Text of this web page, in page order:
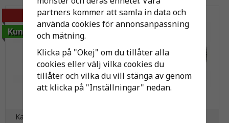
Kaliumpermanganat 500g
-37%
Kundfavorit
partners kommer att samla in data och
använda cookies för annonsanpassning
och mätning.
Klicka på "Okej" om du tillåter alla
cookies eller välj vilka cookies du
tillåter och vilka du vill stänga av genom
att klicka på "Inställningar" nedan.